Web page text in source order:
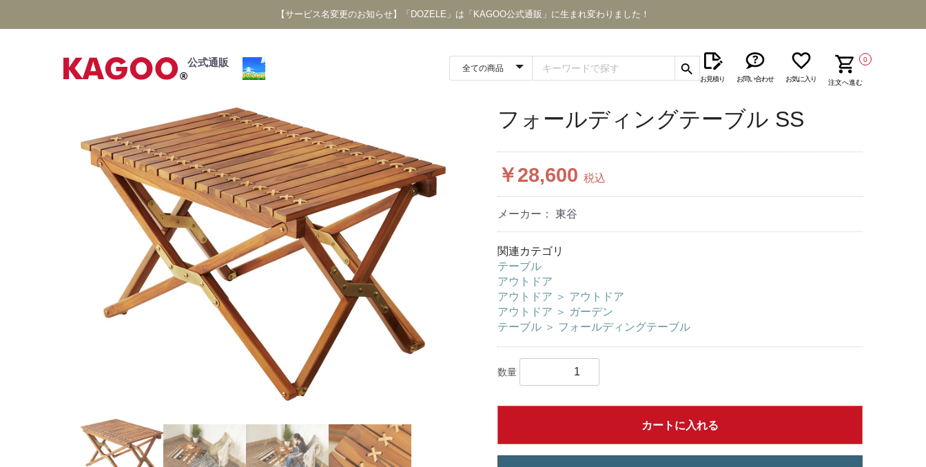
【サービス名変更のお知らせ】「DOZELE」は「KAGOO公式通販」に生まれ変わりました！
公式通販
お見積り お問い合わせ お気に入り
0
注文へ進む
フォールディングテーブル SS
￥28,600 税込
メーカー： 東谷
関連カテゴリ
テーブル
アウトドア
アウトドア ＞ アウトドア
アウトドア ＞ ガーデン
テーブル ＞ フォールディングテーブル
数量
カートに入れる